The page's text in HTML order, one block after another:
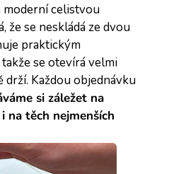
moderní celistvou
že se neskládá ze dvou
praktickým
takže se otevírá velmi
drží. Každou objednávku
si záležet na
na těch nejmenších